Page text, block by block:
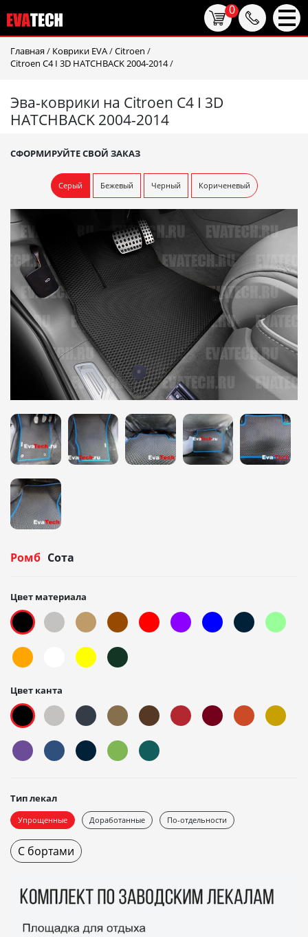
Главная / Коврики EVA/Citroen /
Citroen C4 I 3D HATCHBACK 2004-2014/
Эва-коврики на Citroen C4 I 3D
HATCHBACK 2004-2014
СФОРМИРУЙТЕ СВОЙ ЗАКАЗ
Серый Бежевый Черный Кориченевый
Ромб Сота
Цвет материала
Цвет канта
Тип лекал
Упрощенные Доработанные По-отдельности
С бортами
0